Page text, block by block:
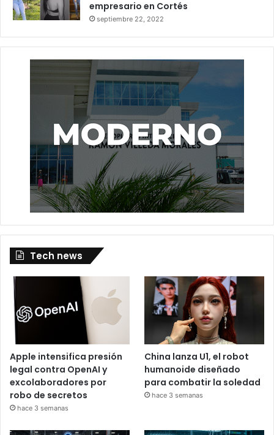
empresario en Cortés
septiembre 22, 2022
Tech news
Apple intensifica presión
legal contra OpenAI y
excolaboradores por
robo de secretos
hace 3 semanas
China lanza U1, el robot
humanoide diseñado
para combatir la soledad
hace 3 semanas